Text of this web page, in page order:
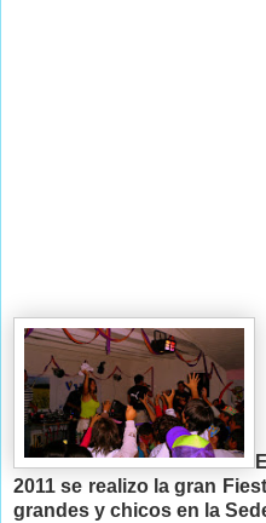
2011 se realizo la gran
grandes y chicos en la